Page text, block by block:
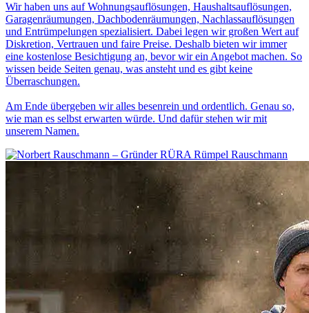
Wir haben uns auf Wohnungsauflösungen, Haushaltsauflösungen,
Garagenräumungen, Dachbodenräumungen, Nachlassauflösungen
und Entrümpelungen spezialisiert. Dabei legen wir großen Wert auf
Diskretion, Vertrauen und faire Preise. Deshalb bieten wir immer
eine kostenlose Besichtigung an, bevor wir ein Angebot machen. So
wissen beide Seiten genau, was ansteht und es gibt keine
Überraschungen.
Am Ende übergeben wir alles besenrein und ordentlich. Genau so,
wie man es selbst erwarten würde. Und dafür stehen wir mit
unserem Namen.